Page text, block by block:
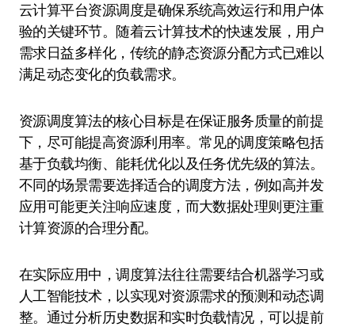
云计算平台资源调度是确保系统高效运行和用户体
验的关键环节。随着云计算技术的快速发展，用户
需求日益多样化，传统的静态资源分配方式已难以
满足动态变化的负载需求。
资源调度算法的核心目标是在保证服务质量的前提
下，尽可能提高资源利用率。常见的调度策略包括
基于负载均衡、能耗优化以及任务优先级的算法。
不同的场景需要选择适合的调度方法，例如高并发
应用可能更关注响应速度，而大数据处理则更注重
计算资源的合理分配。
在实际应用中，调度算法往往需要结合机器学习或
人工智能技术，以实现对资源需求的预测和动态调
整。通过分析历史数据和实时负载情况，可以提前